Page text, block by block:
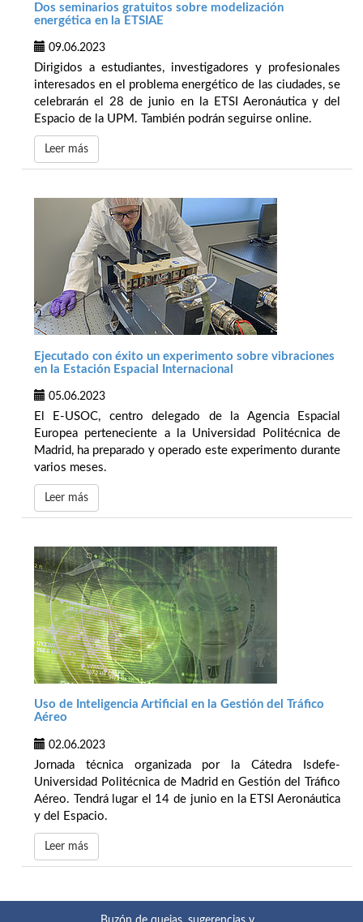
Dos seminarios gratuitos sobre modelización
energética en la ETSIAE
09.06.2023
Dirigidos a estudiantes, investigadores y profesionales
interesados en el problema energético de las ciudades, se
celebrarán el 28 de junio en la ETSI Aeronáutica y del
Espacio de la UPM. También podrán seguirse online.
Leer más
Ejecutado con éxito un experimento sobre vibraciones
en la Estación Espacial Internacional
05.06.2023
El E-USOC, centro delegado de la Agencia Espacial
Europea perteneciente a la Universidad Politécnica de
Madrid, ha preparado y operado este experimento durante
varios meses.
Leer más
Uso de Inteligencia Artificial en la Gestión del Tráfico
Aéreo
02.06.2023
Jornada técnica organizada por la Cátedra Isdefe-
Universidad Politécnica de Madrid en Gestión del Tráfico
Aéreo. Tendrá lugar el 14 de junio en la ETSI Aeronáutica
y del Espacio.
Leer más